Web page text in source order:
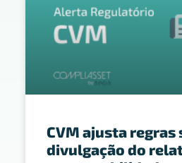
CVM ajusta regras
divulgação do